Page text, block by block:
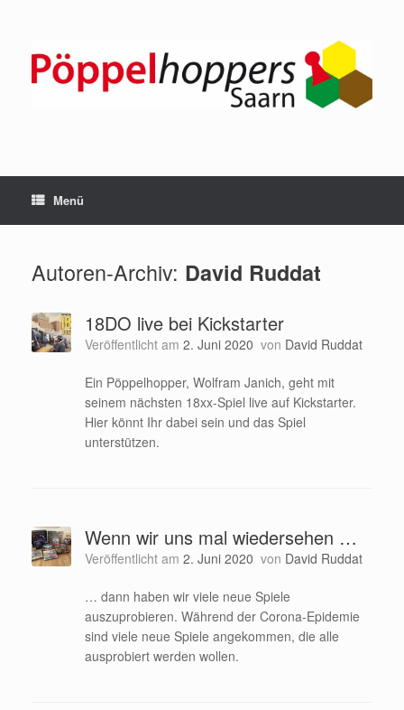
Menü
Autoren-Archiv: David Ruddat
18DO live bei Kickstarter
Veröffentlicht am 2. Juni 2020 von David Ruddat
Ein Pöppelhopper, Wolfram Janich, geht mit
seinem nächsten 18xx-Spiel live auf Kickstarter.
Hier könnt Ihr dabei sein und das Spiel
unterstützen.
Wenn wir uns mal wiedersehen …
Veröffentlicht am 2. Juni 2020 von David Ruddat
… dann haben wir viele neue Spiele
auszuprobieren. Während der Corona-Epidemie
sind viele neue Spiele angekommen, die alle
ausprobiert werden wollen.